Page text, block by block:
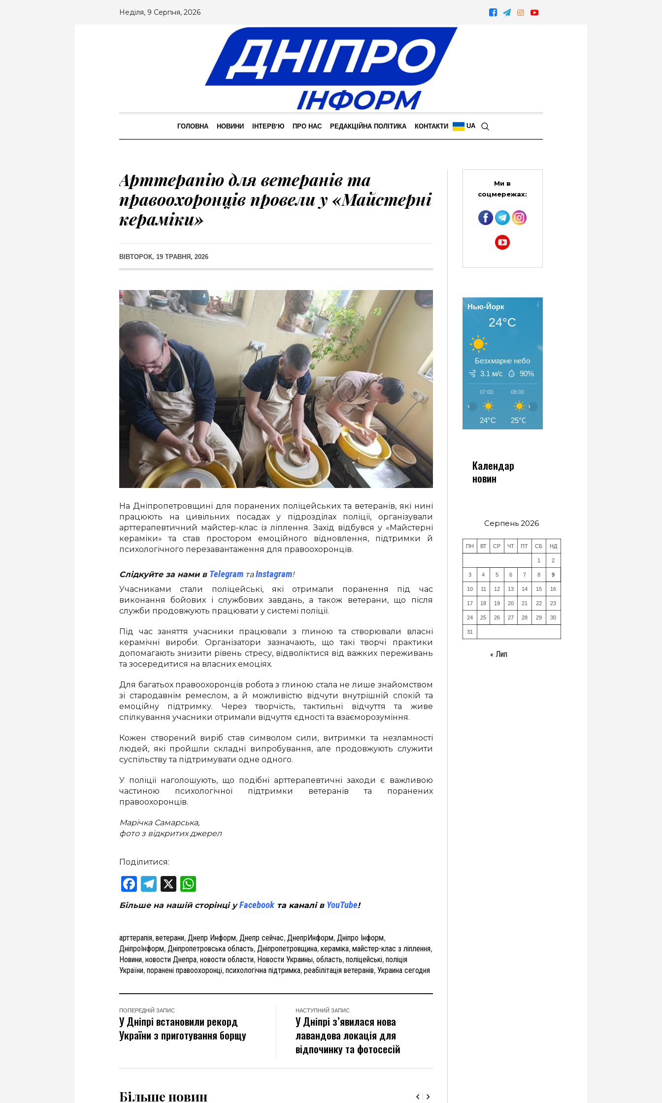
Неділя, 9 Серпня, 2026
ГОЛОВНА НОВИНИ ІНТЕРВʼЮ ПРО НАС РЕДАКЦІЙНА ПОЛІТИКА КОНТАКТИ UA
Арттерапію для ветеранів та
правоохоронців провели у «Майстерні
кераміки»
ВІВТОРОК, 19 ТРАВНЯ, 2026
На Дніпропетровщині для поранених поліцейських та ветеранів, які нині
працюють на цивільних посадах у підрозділах поліції, організували
арттерапевтичний майстер-клас із ліплення. Захід відбувся у «Майстерні
кераміки» та став простором емоційного відновлення, підтримки й
психологічного перезавантаження для правоохоронців.
Слідкуйте за нами в Telegram таInstagram!
Учасниками стали поліцейські, які отримали поранення під час
виконання бойових і службових завдань, а також ветерани, що після
служби продовжують працювати у системі поліції.
Під час заняття учасники працювали з глиною та створювали власні
керамічні вироби. Організатори зазначають, що такі творчі практики
допомагають знизити рівень стресу, відволіктися від важких переживань
та зосередитися на власних емоціях.
Для багатьох правоохоронців робота з глиною стала не лише знайомством
зі стародавнім ремеслом, а й можливістю відчути внутрішній спокій та
емоційну підтримку. Через творчість, тактильні відчуття та живе
спілкування учасники отримали відчуття єдності та взаєморозуміння.
Кожен створений виріб став символом сили, витримки та незламності
людей, які пройшли складні випробування, але продовжують служити
суспільству та підтримувати одне одного.
У поліції наголошують, що подібні арттерапевтичні заходи є важливою
частиною психологічної підтримки ветеранів та поранених
правоохоронців.
Марічка Самарська,
фото з відкритих джерел
Поділитися:
Facebook
Telegram
X
Більше на нашій сторінці уFacebook та каналі в YouTube!
арттерапія, ветерани, Днепр Информ, Днепр сейчас, ДнепрИнформ, Дніпро Інформ,
ДніпроІнформ, Дніпропетровська область, Дніпропетровщина, кераміка, майстер-клас з ліплення,
Новини, новости Днепра, новости области, Новости Украины, область, поліцейські, поліція
України, поранені правоохоронці, психологічна підтримка, реабілітація ветеранів, Украина сегодня
ПОПЕРЕДНІЙ ЗАПИС
У Дніпрі встановили рекорд
України з приготування борщу
НАСТУПНИЙ ЗАПИС
У Дніпрі з’явилася нова
лавандова локація для
відпочинку та фотосесій
Більше новин
Ми в
соцмережах:
Нью-Йорк
24°C
Безхмарне небо
3.1 м/с
90%
07:00
24°C
08:00
25°C
‹ ›
Календар
новин
Серпень 2026
ПН ВТ СР ЧТ ПТ СБ НД
1 2
3 4 5 6 7 8 9
10 11 12 13 14 15 16
17 18 19 20 21 22 23
24 25 26 27 28 29 30
31
« Лип